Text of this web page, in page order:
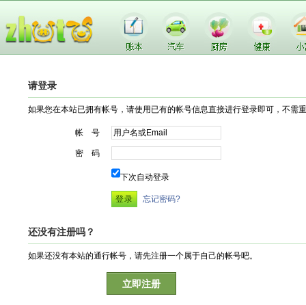
请登录
如果您在本站已拥有帐号，请使用已有的帐号信息直接进行登录即可，不需
帐 号
密 码
下次自动登录
忘记密码?
还没有注册吗？
如果还没有本站的通行帐号，请先注册一个属于自己的帐号吧。
立即注册